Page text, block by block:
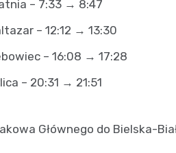
– 7:33 → 8:47
– 12:12 → 13:30
– 16:08 → 17:28
– 20:31 → 21:51
Głównego do Bielska-